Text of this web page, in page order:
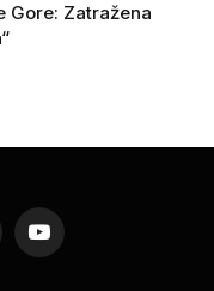
Gore: Zatražena
YouTube